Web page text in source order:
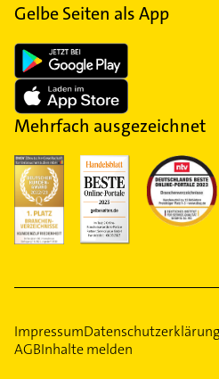
Gelbe Seiten als App
Mehrfach ausgezeichnet
ImpressumDatenschutzerklärung
AGBInhalte melden